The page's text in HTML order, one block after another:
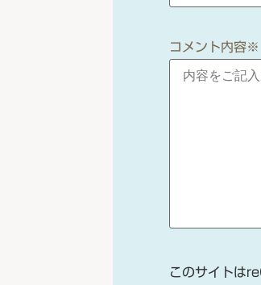
コメント内容※
このサイトは